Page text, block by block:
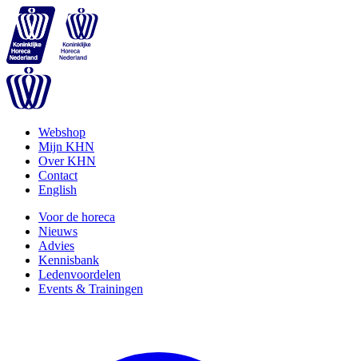
Webshop
Mijn KHN
Over KHN
Contact
English
Voor de horeca
Nieuws
Advies
Kennisbank
Ledenvoordelen
Events & Trainingen